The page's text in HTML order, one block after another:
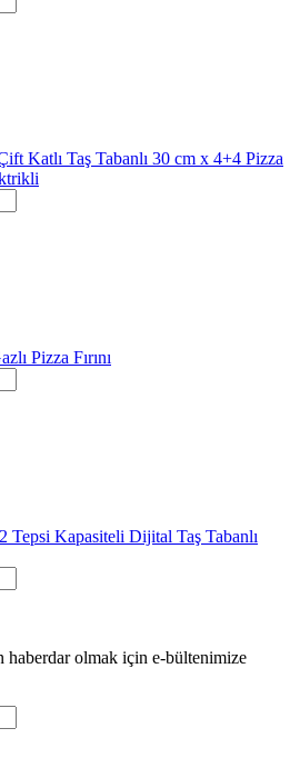
Katlı Taş Tabanlı 30 cm x 4+4 Pizza
Pizza Fırını
Tepsi Kapasiteli Dijital Taş Tabanlı
olmak için e-bültenimize